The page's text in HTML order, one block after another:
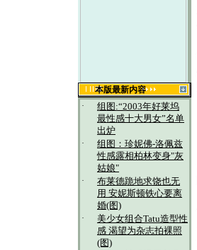
本版最新内容
·
组图:“2003年好莱坞
最性感十大男女”名单
出炉
·
组图：珍妮佛-洛佩兹
性感露相柏林变身"灰
姑娘"
·
布莱德跪地求饶也无
用 安妮斯顿铁心要离
婚(图)
·
美少女组合Tatu造型性
感 渴望为杂志拍裸照
(图)